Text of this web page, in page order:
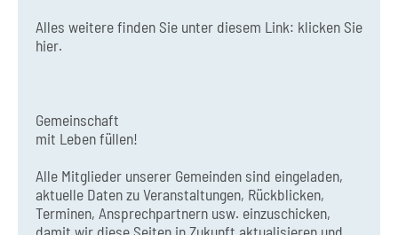
Alles weitere finden Sie unter diesem Link: klicken Sie
hier.
Gemeinschaft
mit Leben füllen!
Alle Mitglieder unserer Gemeinden sind eingeladen,
aktuelle Daten zu Veranstaltungen, Rückblicken,
Terminen, Ansprechpartnern usw. einzuschicken,